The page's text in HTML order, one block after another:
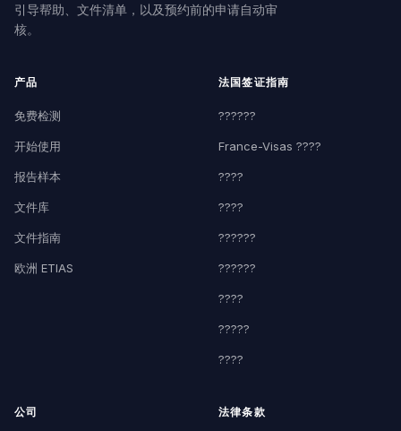
引导帮助、文件清单，以及预约前的申请自动审
核。
产品
免费检测
开始使用
报告样本
文件库
文件指南
欧洲 ETIAS
法国签证指南
??????
France-Visas ????
????
????
??????
??????
????
?????
????
公司 法律条款